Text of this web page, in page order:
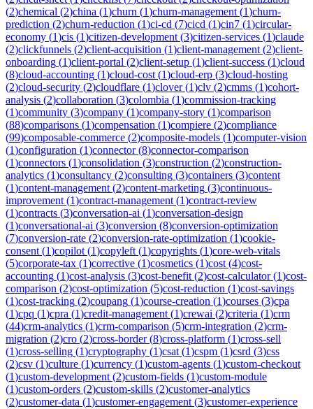
(2)chemical (2)china (1)churn (1)churn-management (1)churn-
prediction (2)churn-reduction (1)ci-cd (7)cicd (1)cin7 (1)circular-
economy (1)cis (1)citizen-development (3)citizen-services (1)claude
(2)clickfunnels (2)client-acquisition (1)client-management (2)client-
onboarding (1)client-portal (2)client-setup (1)client-success (1)cloud
(8)cloud-accounting (1)cloud-cost (1)cloud-erp (3)cloud-hosting
(2)cloud-security (2)cloudflare (1)clover(1)clv (2)cmms (1)cohort-
analysis (2)collaboration (3)colombia (1)commission-tracking
(1)community (3)company (1)company-story (1)comparison
(88)comparisons (1)compensation (1)compiere (2)compliance
(99)composable-commerce (2)composite-models (1)computer-vision
(1)configuration (1)connector(8)connector-comparison
(1)connectors (1)consolidation (3)construction (2)construction-
analytics (1)consultancy (2)consulting (3)containers (3)content
(1)content-management (2)content-marketing (3)continuous-
improvement (1)contract-management (1)contract-review
(1)contracts (3)conversation-ai (1)conversation-design
(1)conversational-ai (3)conversion (8)conversion-optimization
(7)conversion-rate (2)conversion-rate-optimization (1)cookie-
consent (1)copilot (1)copyleft (1)copyrights (1)core-web-vitals
(5)corporate-tax (1)corrective (1)cosmetics (1)cost (4)cost-
accounting (1)cost-analysis (3)cost-benefit (2)cost-calculator(1)cost-
comparison (2)cost-optimization (5)cost-reduction (1)cost-savings
(1)cost-tracking (2)coupang (1)course-creation (1)courses (3)cpa
(1)cpq (1)cpra (1)credit-management (1)crewai (2)criteria (1)crm
(44)crm-analytics (1)crm-comparison (5)crm-integration (2)crm-
migration (2)cro (2)cross-border(8)cross-platform (1)cross-sell
(1)cross-selling (1)cryptography (1)csat (1)cspm (1)csrd (3)css
(2)csv (1)culture (1)currency (1)custom-agents (1)custom-checkout
(1)custom-development (2)custom-fields (1)custom-module
(1)custom-orders (2)custom-skills (2)customer-analytics
(2)customer-data (1)customer-engagement (3)customer-experience